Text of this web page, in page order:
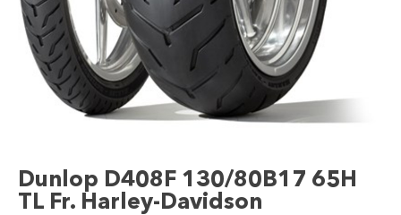
Dunlop D408F 130/80B17 65H
TL Fr. Harley-Davidson